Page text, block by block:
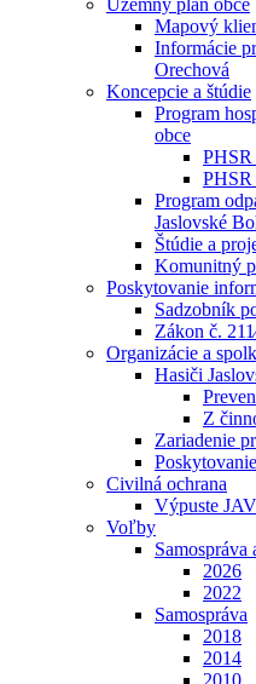
Územný plán obce
Mapový
Informácie
Orechová
Koncepcie a štúdie
Program
obce
PHSR
PHSR
Program
Jaslovské
Štúdie a
Komunitný
Poskytovanie
Sadzobník
Zákon č.
Organizácie a
Hasiči
Z
Zariadenie
Civilná ochrana
Výpuste
Voľby
Samospráva
2026
2022
Samospráva
2018
2014
2010